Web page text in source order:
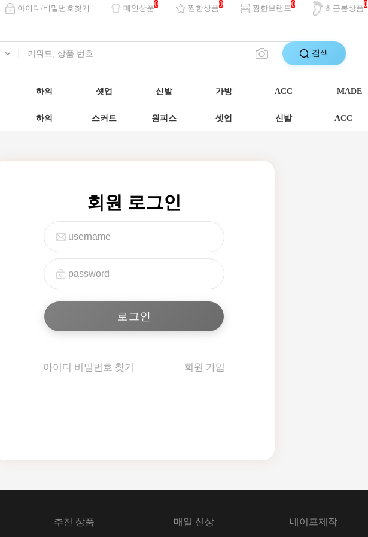
아이디/비밀번호찾기 메인상품0 찜한상품0 찜한브랜드0 최근본상품0
검색
하의 셋업 신발 가방 ACC MADE
하의 스커트 원피스 셋업 신발 ACC
회원 로그인
아이디 비밀번호 찾기 회원 가입
추천 상품 매일 신상 네이프제작